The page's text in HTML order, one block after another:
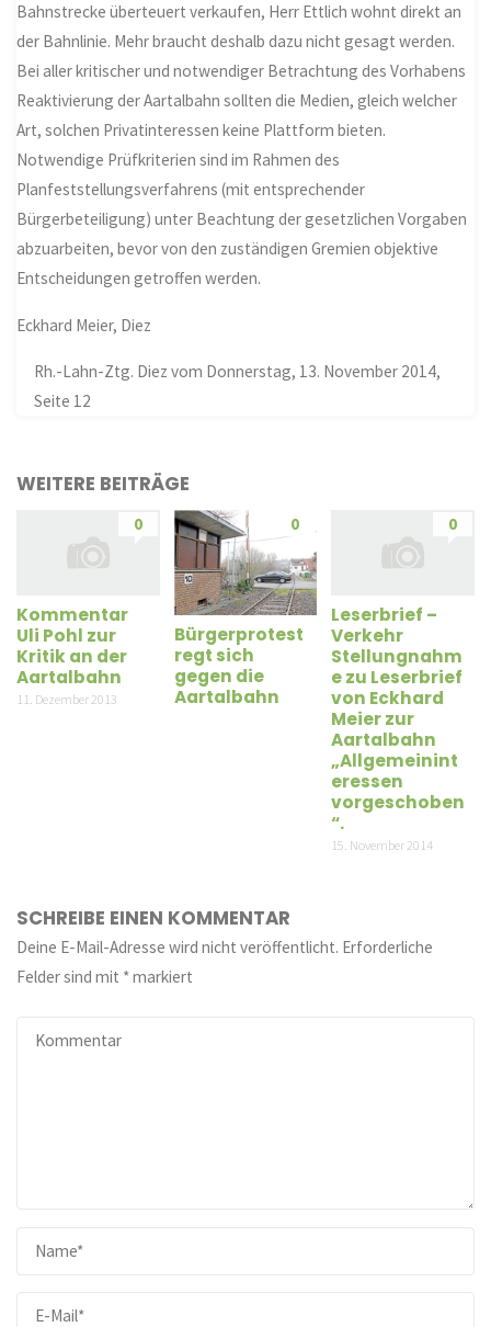
Bahnstrecke überteuert verkaufen, Herr Ettlich wohnt direkt an
der Bahnlinie. Mehr braucht deshalb dazu nicht gesagt werden.
Bei aller kritischer und notwendiger Betrachtung des Vorhabens
Reaktivierung der Aartalbahn sollten die Medien, gleich welcher
Art, solchen Privatinteressen keine Plattform bieten.
Notwendige Prüfkriterien sind im Rahmen des
Planfeststellungsverfahrens (mit entsprechender
Bürgerbeteiligung) unter Beachtung der gesetzlichen Vorgaben
abzuarbeiten, bevor von den zuständigen Gremien objektive
Entscheidungen getroffen werden.
Eckhard Meier, Diez
Rh.-Lahn-Ztg. Diez vom Donnerstag, 13. November 2014,
Seite 12
WEITERE BEITRÄGE
0
Kommentar
Uli Pohl zur
Kritik an der
Aartalbahn
11. Dezember 2013
0
Bürgerprotest
regt sich
gegen die
Aartalbahn
0
Leserbrief –
Verkehr
Stellungnahm
e zu Leserbrief
von Eckhard
Meier zur
Aartalbahn
„Allgemeinint
eressen
vorgeschoben
“.
15. November 2014
SCHREIBE EINEN KOMMENTAR
Deine E-Mail-Adresse wird nicht veröffentlicht. Erforderliche
Felder sind mit *markiert